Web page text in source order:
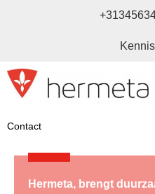
Contact
Hermeta, brengt